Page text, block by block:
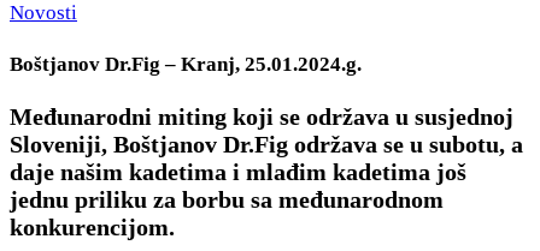
Novosti
Boštjanov Dr.Fig – Kranj, 25.01.2024.g.
Međunarodni miting koji se održava u susjednoj
Sloveniji, Boštjanov Dr.Fig održava se u subotu, a
daje našim kadetima i mlađim kadetima još
jednu priliku za borbu sa međunarodnom
konkurencijom.